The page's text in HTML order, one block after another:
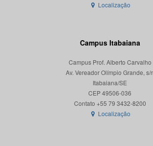
Localização
Campus Itabaiana
Campus Prof. Alberto Carvalho
Av. Vereador Olímpio Grande, s/n
Itabaiana/SE
CEP 49506-036
Localização